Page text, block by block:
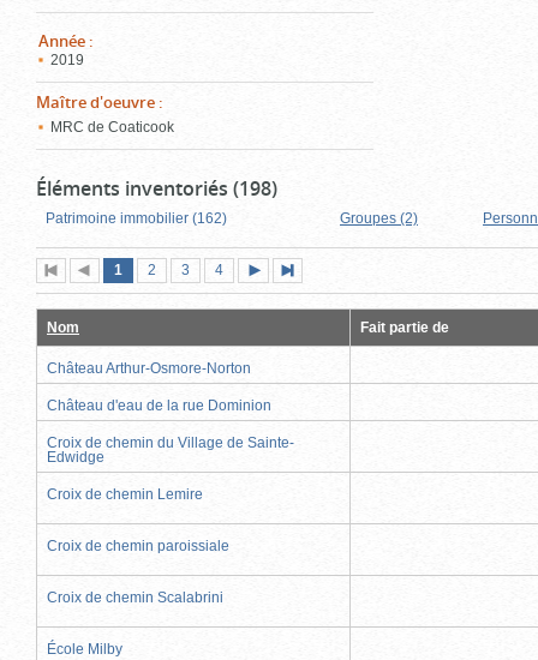
Année :
2019
Maître d'oeuvre :
MRC de Coaticook
Éléments inventoriés (198)
Patrimoine immobilier (162) Groupes (2)
Première
page
Page
précédente
Page
1 (page
actuelle)
Page
2 Page
3 Page
4
suivante
page
Nom Fait partie de
Château Arthur-Osmore-Norton
Château d'eau de la rue Dominion
Croix de chemin du Village de Sainte-
Edwidge
Croix de chemin Lemire
Croix de chemin paroissiale
Croix de chemin Scalabrini
École Milby